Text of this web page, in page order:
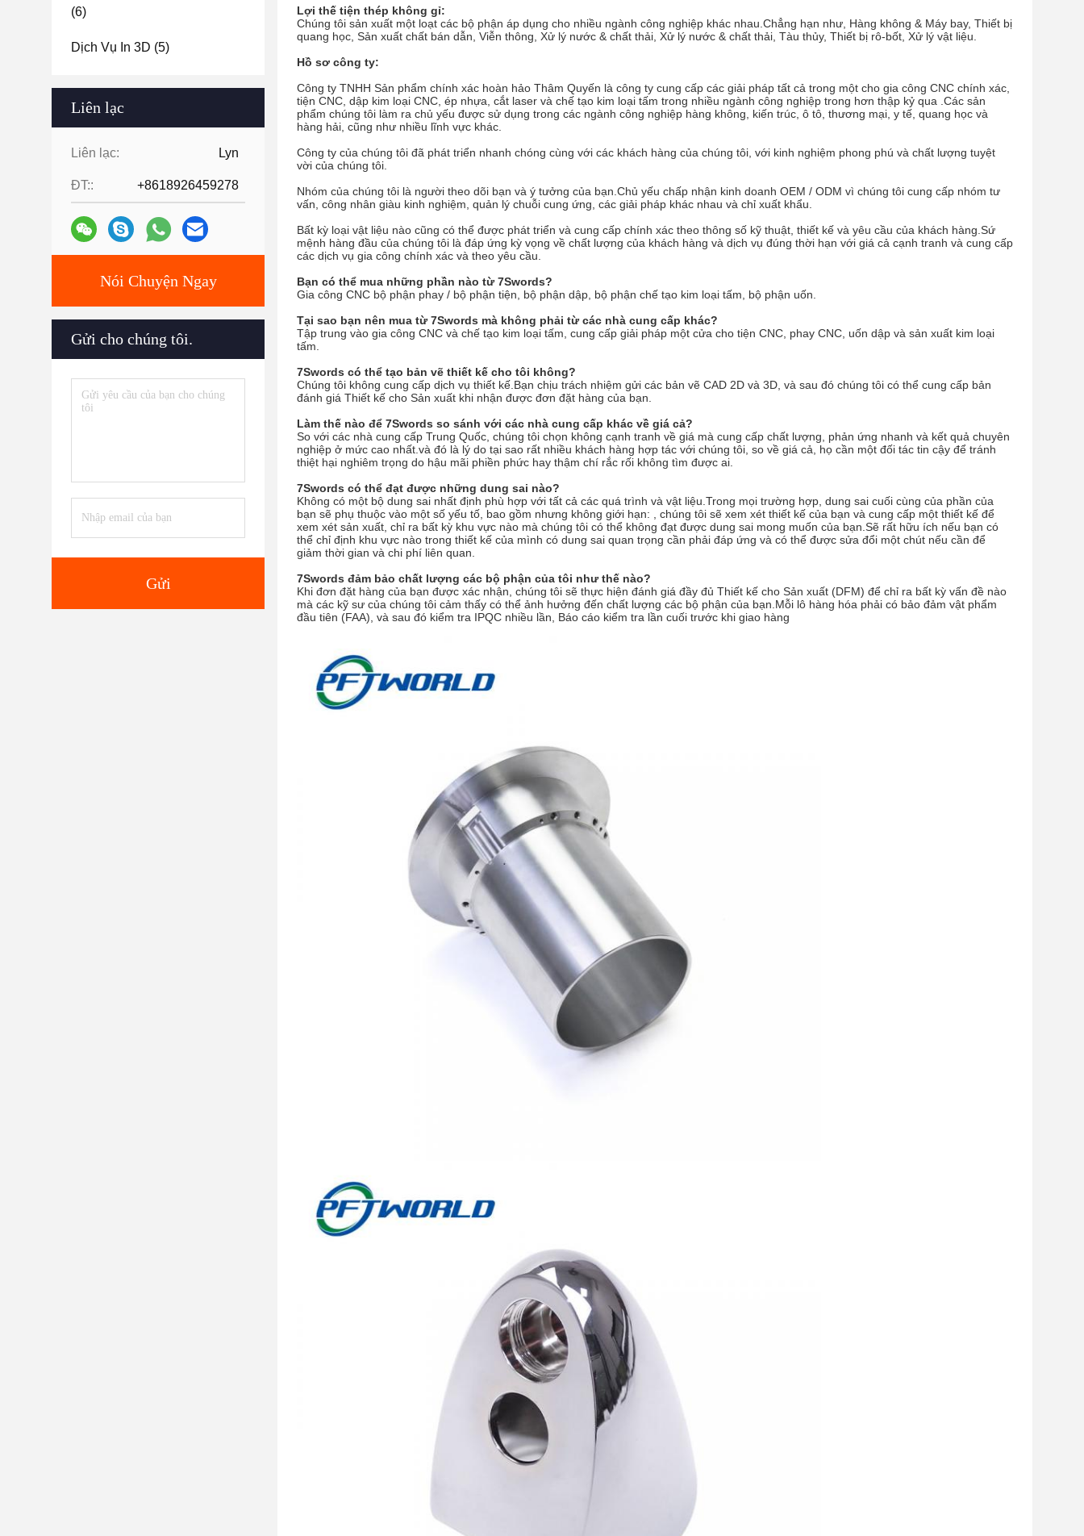
(6)
Dịch Vụ In 3D (5)
Liên lạc
Liên lạc: Lyn
ĐT:: +8618926459278
Nói Chuyện Ngay
Gửi cho chúng tôi.
Gửi
Lợi thế tiện thép không gỉ:
Chúng tôi sản xuất một loạt các bộ phận áp dụng cho nhiều ngành công nghiệp khác nhau.Chẳng hạn như, Hàng không & Máy bay, Thiết bị
quang học, Sản xuất chất bán dẫn, Viễn thông, Xử lý nước & chất thải, Xử lý nước & chất thải, Tàu thủy, Thiết bị rô-bốt, Xử lý vật liệu.
Hồ sơ công ty:
Công ty TNHH Sản phẩm chính xác hoàn hảo Thâm Quyến là công ty cung cấp các giải pháp tất cả trong một cho gia công CNC chính xác,
tiện CNC, dập kim loại CNC, ép nhựa, cắt laser và chế tạo kim loại tấm trong nhiều ngành công nghiệp trong hơn thập kỷ qua .Các sản
phẩm chúng tôi làm ra chủ yếu được sử dụng trong các ngành công nghiệp hàng không, kiến ​​trúc, ô tô, thương mại, y tế, quang học và
hàng hải, cũng như nhiều lĩnh vực khác.
Công ty của chúng tôi đã phát triển nhanh chóng cùng với các khách hàng của chúng tôi, với kinh nghiệm phong phú và chất lượng tuyệt
vời của chúng tôi.
Nhóm của chúng tôi là người theo dõi bạn và ý tưởng của bạn.Chủ yếu chấp nhận kinh doanh OEM / ODM vì chúng tôi cung cấp nhóm tư
vấn, công nhân giàu kinh nghiệm, quản lý chuỗi cung ứng, các giải pháp khác nhau và chỉ xuất khẩu.
Bất kỳ loại vật liệu nào cũng có thể được phát triển và cung cấp chính xác theo thông số kỹ thuật, thiết kế và yêu cầu của khách hàng.Sứ
mệnh hàng đầu của chúng tôi là đáp ứng kỳ vọng về chất lượng của khách hàng và dịch vụ đúng thời hạn với giá cả cạnh tranh và cung cấp
các dịch vụ gia công chính xác và theo yêu cầu.
Bạn có thể mua những phần nào từ 7Swords?
Gia công CNC bộ phận phay / bộ phận tiện, bộ phận dập, bộ phận chế tạo kim loại tấm, bộ phận uốn.
Tại sao bạn nên mua từ 7Swords mà không phải từ các nhà cung cấp khác?
Tập trung vào gia công CNC và chế tạo kim loại tấm, cung cấp giải pháp một cửa cho tiện CNC, phay CNC, uốn dập và sản xuất kim loại
tấm.
7Swords có thể tạo bản vẽ thiết kế cho tôi không?
Chúng tôi không cung cấp dịch vụ thiết kế.Bạn chịu trách nhiệm gửi các bản vẽ CAD 2D và 3D, và sau đó chúng tôi có thể cung cấp bản
đánh giá Thiết kế cho Sản xuất khi nhận được đơn đặt hàng của bạn.
Làm thế nào để 7Swords so sánh với các nhà cung cấp khác về giá cả?
So với các nhà cung cấp Trung Quốc, chúng tôi chọn không cạnh tranh về giá mà cung cấp chất lượng, phản ứng nhanh và kết quả chuyên
nghiệp ở mức cao nhất.và đó là lý do tại sao rất nhiều khách hàng hợp tác với chúng tôi, so về giá cả, họ cần một đối tác tin cậy để tránh
thiệt hại nghiêm trọng do hậu mãi phiền phức hay thậm chí rắc rối không tìm được ai.
7Swords có thể đạt được những dung sai nào?
Không có một bộ dung sai nhất định phù hợp với tất cả các quá trình và vật liệu.Trong mọi trường hợp, dung sai cuối cùng của phần của
bạn sẽ phụ thuộc vào một số yếu tố, bao gồm nhưng không giới hạn: , chúng tôi sẽ xem xét thiết kế của bạn và cung cấp một thiết kế để
xem xét sản xuất, chỉ ra bất kỳ khu vực nào mà chúng tôi có thể không đạt được dung sai mong muốn của bạn.Sẽ rất hữu ích nếu bạn có
thể chỉ định khu vực nào trong thiết kế của mình có dung sai quan trọng cần phải đáp ứng và có thể được sửa đổi một chút nếu cần để
giảm thời gian và chi phí liên quan.
7Swords đảm bảo chất lượng các bộ phận của tôi như thế nào?
Khi đơn đặt hàng của bạn được xác nhận, chúng tôi sẽ thực hiện đánh giá đầy đủ Thiết kế cho Sản xuất (DFM) để chỉ ra bất kỳ vấn đề nào
mà các kỹ sư của chúng tôi cảm thấy có thể ảnh hưởng đến chất lượng các bộ phận của bạn.Mỗi lô hàng hóa phải có bảo đảm vật phẩm
đầu tiên (FAA), và sau đó kiểm tra IPQC nhiều lần, Báo cáo kiểm tra lần cuối trước khi giao hàng